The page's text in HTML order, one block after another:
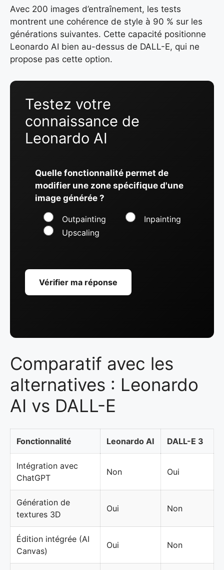
Avec 200 images d’entraînement, les tests
montrent une cohérence de style à 90 % sur les
générations suivantes. Cette capacité positionne
Leonardo AI bien au-dessus de DALL-E, qui ne
propose pas cette option.
Testez votre
connaissance de
Leonardo AI
Quelle fonctionnalité permet de
modifier une zone spécifique d'une
image générée ?
Outpainting
Inpainting
Upscaling
Vérifier ma réponse
Comparatif avec les
alternatives : Leonardo
AI vs DALL-E
Fonctionnalité Leonardo AI DALL-E 3
Intégration avec
ChatGPT
Non Oui
Génération de
textures 3D
Oui Non
Édition intégrée (AI
Canvas)
Oui Non